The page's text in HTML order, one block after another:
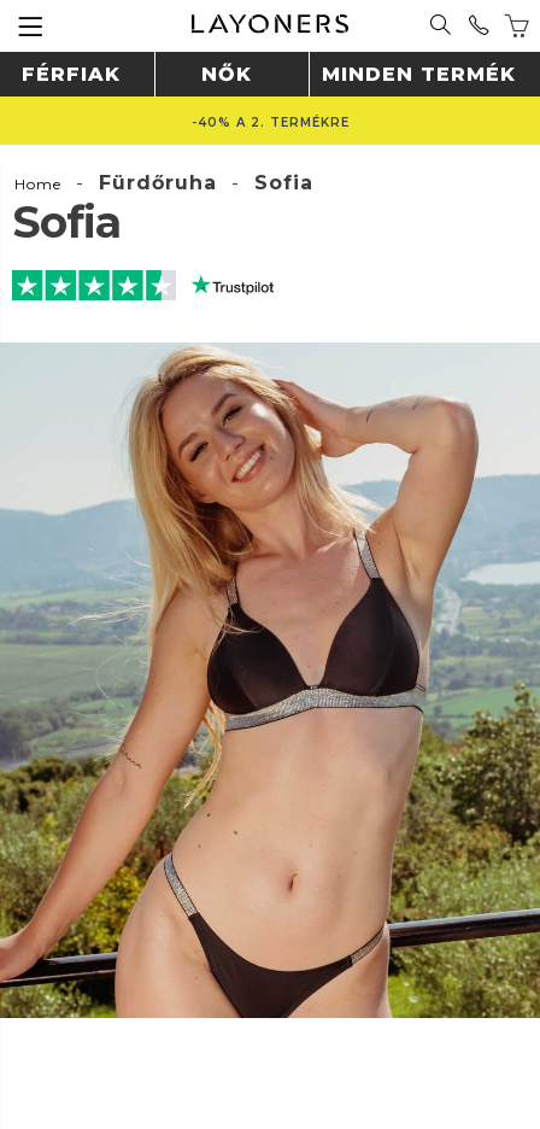
FÉRFIAK NŐK MINDEN TERMÉK
-40% A 2. TERMÉKRE
Home - Fürdőruha - Sofia
Sofia